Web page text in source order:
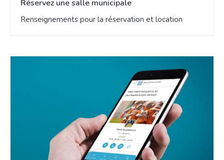
Réservez une salle municipale
Renseignements pour la réservation et location